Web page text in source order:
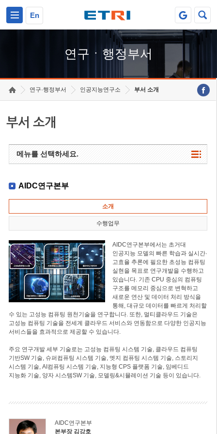
En
연구ㆍ행정부서
연구·행정부서 인공지능연구소 부서 소개
부서 소개
메뉴를 선택하세요.
AIDC연구본부
소개
수행업무
AIDC연구본부에서는 초거대
인공지능 모델의 빠른 학습과 실시간·
고효율 추론에 필요한 초성능 컴퓨팅
실현을 목표로 연구개발을 수행하고
있습니다. 기존 CPU 중심의 컴퓨팅
구조를 메모리 중심으로 변혁하고
새로운 연산 및 데이터 처리 방식을
통해, 대규모 데이터를 빠르게 처리할
수 있는 고성능 컴퓨팅 원천기술을 연구합니다. 또한, 멀티클라우드 기술은
고성능 컴퓨팅 기술을 전세계 클라우드 서비스와 연동함으로 다양한 인공지능
서비스들을 효과적으로 제공할 수 있습니다.
주요 연구개발 세부 기술로는 고성능 컴퓨팅 시스템 기술, 클라우드 컴퓨팅
기반SW 기술, 슈퍼컴퓨팅 시스템 기술, 엣지 컴퓨팅 시스템 기술, 스토리지
시스템 기술, AI컴퓨팅 시스템 기술, 지능형 CPS 플랫폼 기술, 임베디드
지능화 기술, 양자 시스템SW 기술, 모델링&시뮬레이션 기술 등이 있습니다.
AIDC연구본부
본부장 김강호